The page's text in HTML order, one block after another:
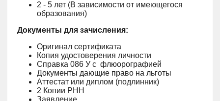
2 - 5 лет (В зависимости от имеющегося
образования)
Документы для зачисления:
Оригинал сертификата
Копия удостоверения личности
Справка 086 У с флюорографией
Документы дающие право на льготы
Аттестат или диплом (подлинник)
2 Копии РНН
Заявление